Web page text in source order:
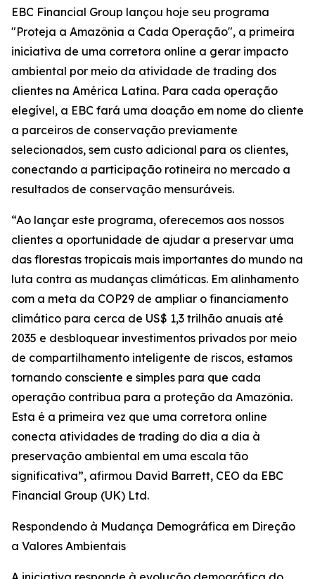
EBC Financial Group lançou hoje seu programa
"Proteja a Amazônia a Cada Operação", a primeira
iniciativa de uma corretora online a gerar impacto
ambiental por meio da atividade de trading dos
clientes na América Latina. Para cada operação
elegível, a EBC fará uma doação em nome do cliente
a parceiros de conservação previamente
selecionados, sem custo adicional para os clientes,
conectando a participação rotineira no mercado a
resultados de conservação mensuráveis.
“Ao lançar este programa, oferecemos aos nossos
clientes a oportunidade de ajudar a preservar uma
das florestas tropicais mais importantes do mundo na
luta contra as mudanças climáticas. Em alinhamento
com a meta da COP29 de ampliar o financiamento
climático para cerca de US$ 1,3 trilhão anuais até
2035 e desbloquear investimentos privados por meio
de compartilhamento inteligente de riscos, estamos
tornando consciente e simples para que cada
operação contribua para a proteção da Amazônia.
Esta é a primeira vez que uma corretora online
conecta atividades de trading do dia a dia à
preservação ambiental em uma escala tão
significativa”, afirmou David Barrett, CEO da EBC
Financial Group (UK) Ltd.
Respondendo à Mudança Demográfica em Direção
a Valores Ambientais